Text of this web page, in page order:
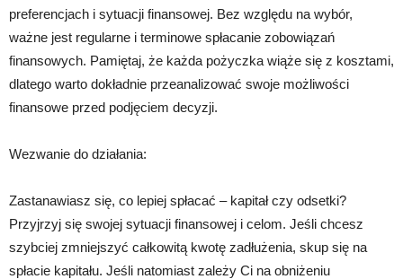
preferencjach i sytuacji finansowej. Bez względu na wybór,
ważne jest regularne i terminowe spłacanie zobowiązań
finansowych. Pamiętaj, że każda pożyczka wiąże się z kosztami,
dlatego warto dokładnie przeanalizować swoje możliwości
finansowe przed podjęciem decyzji.
Wezwanie do działania:
Zastanawiasz się, co lepiej spłacać – kapitał czy odsetki?
Przyjrzyj się swojej sytuacji finansowej i celom. Jeśli chcesz
szybciej zmniejszyć całkowitą kwotę zadłużenia, skup się na
spłacie kapitału. Jeśli natomiast zależy Ci na obniżeniu